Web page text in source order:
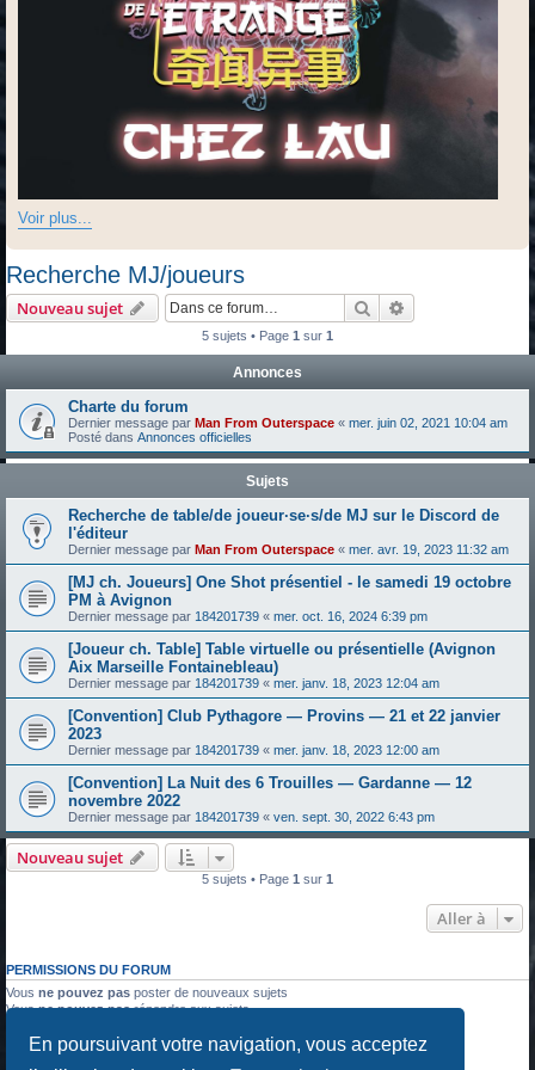
En poursuivant votre navigation, vous acceptez
Voir plus...
Recherche MJ/joueurs
Nouveau sujet RechercherRecherche
5 sujets • Page 1 sur 1
Annonces
Charte du forum
Dernier message par Man From Outerspace « mer. juin 02, 2021 10:04 am
Posté dans Annonces officielles
Sujets
Recherche de table/de joueur·se·s/de MJ sur le Discord de
l'éditeur
Dernier message par Man From Outerspace « mer. avr. 19, 2023 11:32 am
[MJ ch. Joueurs] One Shot présentiel - le samedi 19 octobre
PM à Avignon
Dernier message par 184201739 « mer. oct. 16, 2024 6:39 pm
[Joueur ch. Table] Table virtuelle ou présentielle (Avignon
Aix Marseille Fontainebleau)
Dernier message par 184201739 « mer. janv. 18, 2023 12:04 am
[Convention] Club Pythagore — Provins — 21 et 22 janvier
2023
Dernier message par 184201739 « mer. janv. 18, 2023 12:00 am
[Convention] La Nuit des 6 Trouilles — Gardanne — 12
novembre 2022
Dernier message par 184201739 « ven. sept. 30, 2022 6:43 pm
Nouveau sujet
5 sujets • Page 1 sur 1
Aller à
PERMISSIONS DU FORUM
Vous ne pouvez pas poster de nouveaux sujets
Vousne pouvez pasrépondre aux sujets
Vousne pouvez passupprimer vos messages
ne pouvez pas